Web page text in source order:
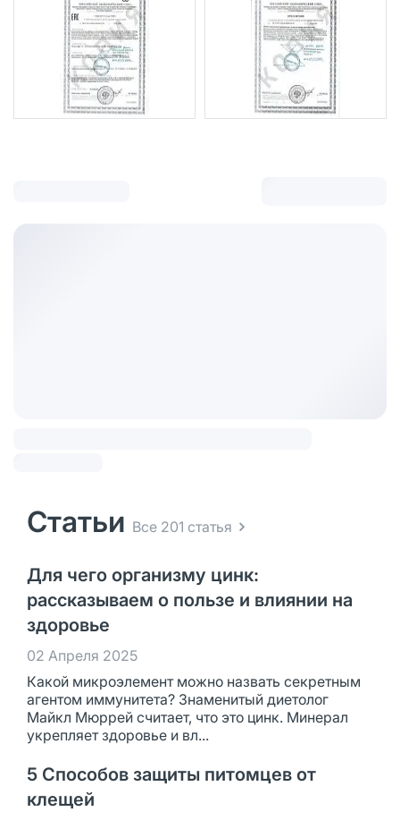
Статьи Все 201 статья
Для чего организму цинк:
рассказываем о пользе и влиянии на
здоровье
02 Апреля 2025
Какой микроэлемент можно назвать секретным
агентом иммунитета? Знаменитый диетолог
Майкл Мюррей считает, что это цинк. Минерал
укрепляет здоровье и вл...
5 Способов защиты питомцев от
клещей